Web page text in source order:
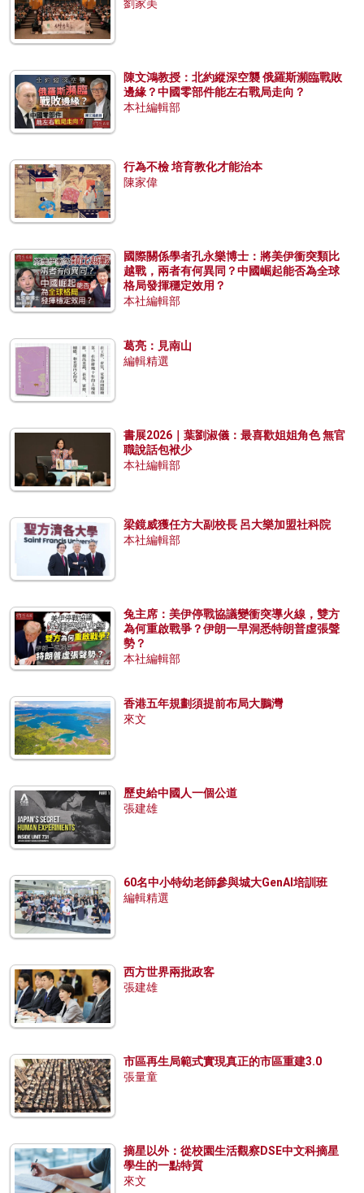
劉家美
陳文鴻教授：北約縱深空襲 俄羅斯瀕臨戰敗
邊緣？中國零部件能左右戰局走向？
本社編輯部
行為不檢 培育教化才能治本
陳家偉
國際關係學者孔永樂博士：將美伊衝突類比
越戰，兩者有何異同？中國崛起能否為全球
格局發揮穩定效用？
本社編輯部
葛亮：見南山
編輯精選
書展2026｜葉劉淑儀：最喜歡姐姐角色 無官
職說話包袱少
本社編輯部
梁鏡威獲任方大副校長 呂大樂加盟社科院
本社編輯部
兔主席：美伊停戰協議變衝突導火線，雙方
為何重啟戰爭？伊朗一早洞悉特朗普虛張聲
勢？
本社編輯部
香港五年規劃須提前布局大鵬灣
來文
歷史給中國人一個公道
張建雄
60名中小特幼老師參與城大GenAI培訓班
編輯精選
西方世界兩批政客
張建雄
市區再生局範式實現真正的市區重建3.0
張量童
摘星以外：從校園生活觀察DSE中文科摘星
學生的一點特質
來文